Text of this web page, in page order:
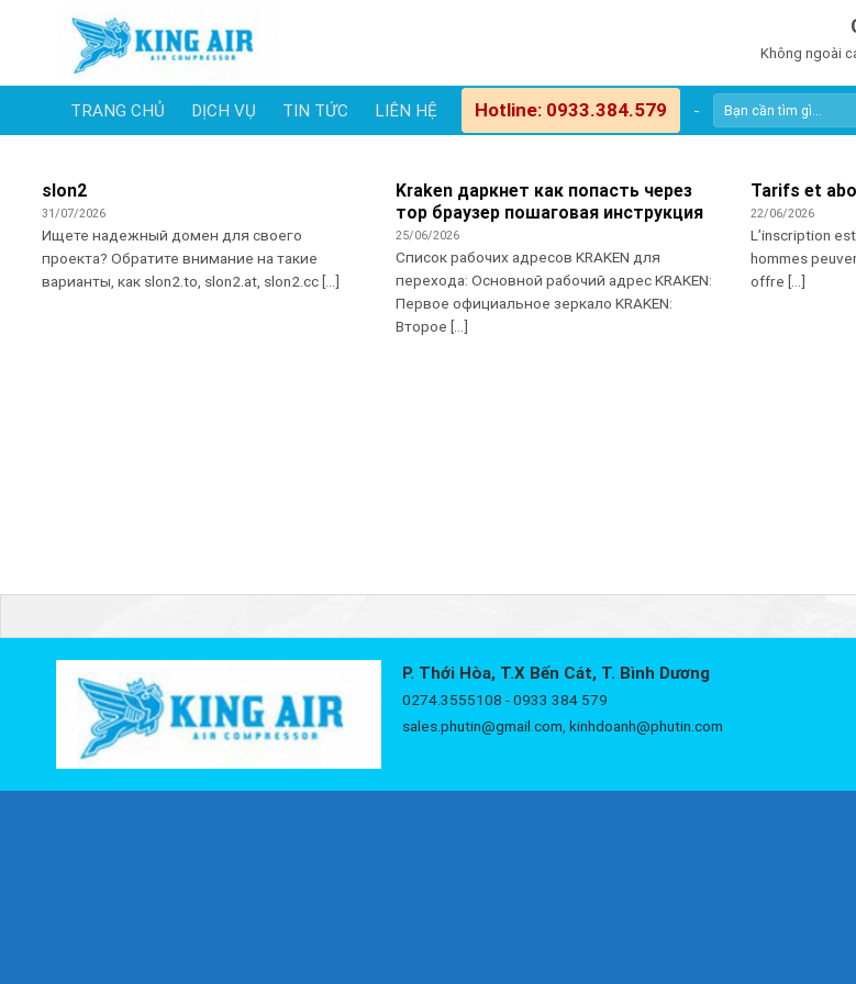
Không ngoài
TRANG CHỦ DỊCH VỤ TIN TỨC LIÊN HỆ Hotline: 0933.384.579 -
slon2
31/07/2026
Ищете надежный домен для своего
проекта? Обратите внимание на такие
варианты, как slon2.to, slon2.at, slon2.cc [...]
Kraken даркнет как попасть через
тор браузер пошаговая инструкция
25/06/2026
Список рабочих адресов KRAKEN для
перехода: Основной рабочий адрес KRAKEN:
Первое официальное зеркало KRAKEN:
Второе [...]
Tarifs et
22/06/2026
L’inscription
hommes
offre [...]
P. Thới Hòa, T.X Bến Cát, T. Bình Dương
0274.3555108 - 0933 384 579
sales.phutin@gmail.com, kinhdoanh@phutin.com